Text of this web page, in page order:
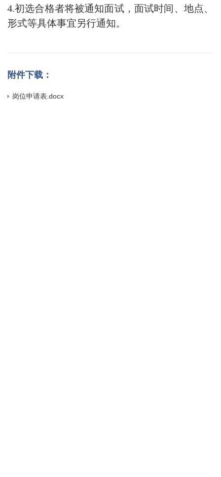
4.初选合格者将被通知面试，面试时间、地点、
形式等具体事宜另行通知。
附件下载：
岗位申请表.docx